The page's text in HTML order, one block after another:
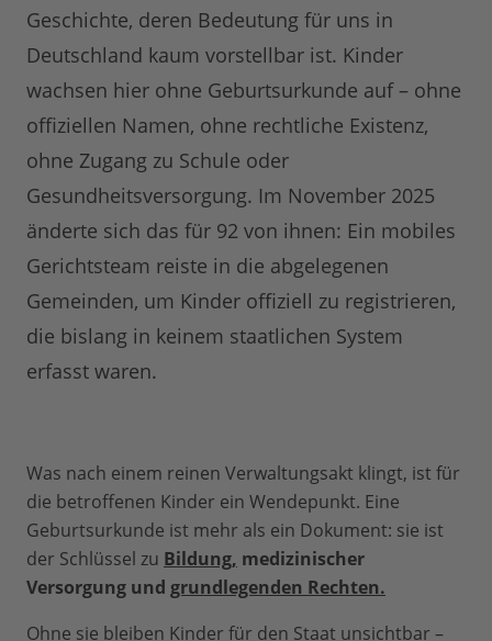
Geschichte, deren Bedeutung für uns in
Deutschland kaum vorstellbar ist. Kinder
wachsen hier ohne Geburtsurkunde auf – ohne
offiziellen Namen, ohne rechtliche Existenz,
ohne Zugang zu Schule oder
Gesundheitsversorgung. Im November 2025
änderte sich das für 92 von ihnen: Ein mobiles
Gerichtsteam reiste in die abgelegenen
Gemeinden, um Kinder offiziell zu registrieren,
die bislang in keinem staatlichen System
erfasst waren.
Was nach einem reinen Verwaltungsakt klingt, ist für
die betroffenen Kinder ein Wendepunkt. Eine
Geburtsurkunde ist mehr als ein Dokument: sie ist
der Schlüssel zu Bildung, medizinischer
Versorgung und grundlegenden Rechten.
Ohne sie bleiben Kinder für den Staat unsichtbar –